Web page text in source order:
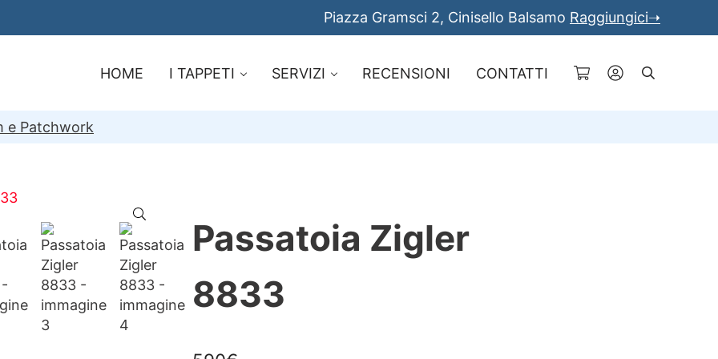
Piazza Gramsci 2, Cinisello Balsamo Raggiungici➝
HOME I TAPPETI SERVIZI RECENSIONI CONTATTI Cerca
e Patchwork
🔍
Passatoia Zigler
8833